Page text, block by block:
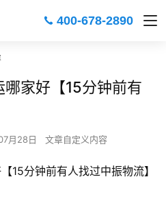
400-678-2890
家好【15分钟前有
月28日 文章自定义内容
15分钟前有人找过中振物流】